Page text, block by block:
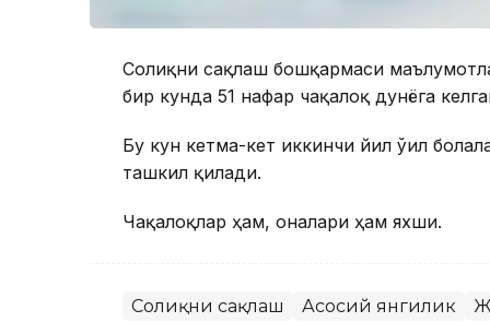
Соғлиқни сақлаш бошқармаси
бир кунда 51 нафар чақалоқ дунёга
Бу кун кетма-кет иккинчи йил ўғил
ташкил қилади.
Чақалоқлар ҳам, оналари ҳам яхши.
Соғлиқни сақлаш Асосий янгилик